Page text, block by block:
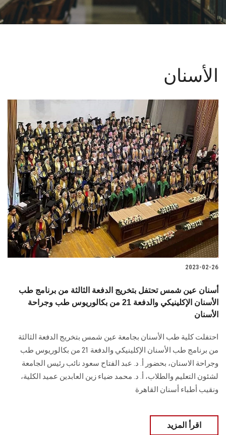
البحث العلمي
الأنظمة الذكية
الإعلام
تواصل معنا
الطلاب
هيئة التدريس
الدراسات العليا
الموظفون
سجل الان
الأسنان
2023-02-26
أسنان عين شمس تحتفل بتخريج الدفعة الثالثة من برنامج طب
الأسنان الإكلينيكي والدفعة 21 من بكالوريوس طب وجراحة
الأسنان
احتفلت كلية طب الأسنان بجامعة عين شمس بتخريج الدفعة الثالثة
من برنامج طب الأسنان الإكلينيكي والدفعة 21 من بكالوريوس طب
وجراحة الاسنان، بحضور أ. د. عبد الفتاح سعود نائب رئيس الجامعة
لشئون التعليم والطلاب، أ. د. محمد ضياء زين العابدين عميد الكلية،
ونقيب أطباء أسنان القاهرة
اقرأ المزيد